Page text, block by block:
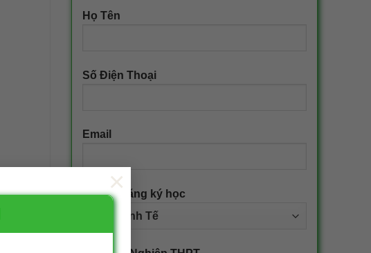
×
Họ Tên
Số Điện Thoại
Email
Ngành đăng ký học